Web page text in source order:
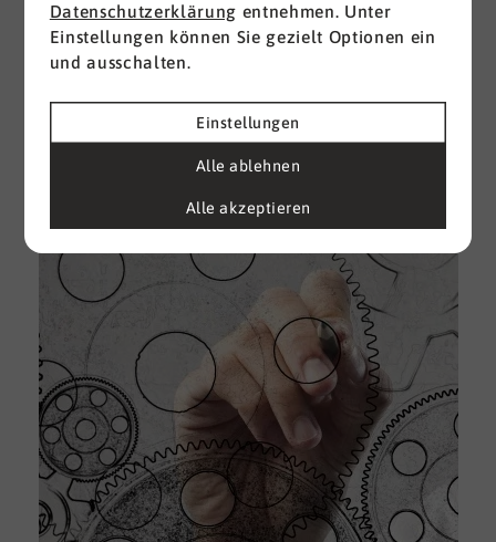
Datenschutzerklärung entnehmen. Unter
Einstellungen können Sie gezielt Optionen ein
und ausschalten.
Einstellungen
Alle ablehnen
Alle akzeptieren